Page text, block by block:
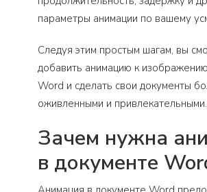
параметры анимации по вашему
Следуя этим простым шагам, вы
добавить анимацию к
Word и сделать свои документы
оживленными и привлекательными.
Зачем нужна
в документе